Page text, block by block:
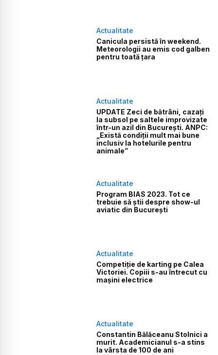
Actualitate
Canicula persistă în weekend.
Meteorologii au emis cod galben
pentru toată țara
Actualitate
UPDATE Zeci de bătrâni, cazați
la subsol pe saltele improvizate
într-un azil din București. ANPC:
„Există condiții mult mai bune
inclusiv la hotelurile pentru
animale”
Actualitate
Program BIAS 2023. Tot ce
trebuie să știi despre show-ul
aviatic din București
Actualitate
Competiție de karting pe Calea
Victoriei. Copiii s-au întrecut cu
mașini electrice
Actualitate
Constantin Bălăceanu Stolnici a
murit. Academicianul s-a stins
la vârsta de 100 de ani